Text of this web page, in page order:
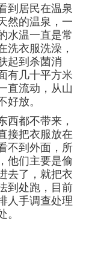
居民在温泉
然的温泉，一
水温一直是常
洗衣服洗澡，
起到杀菌消
有几十平方米
直流动，从山
放。
都不带来，
接把衣服放在
不到外面，所
他们主要是偷
去了，就把衣
到处跑，目前
人手调查处理